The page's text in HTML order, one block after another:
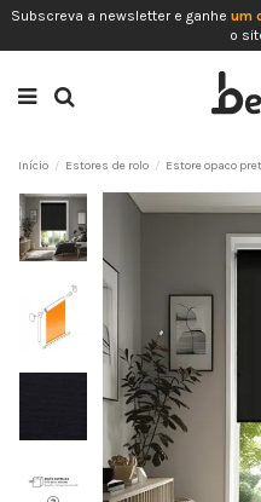
Subscreva a newsletter e ganhe um
o
Início Estores de rolo Estore opaco